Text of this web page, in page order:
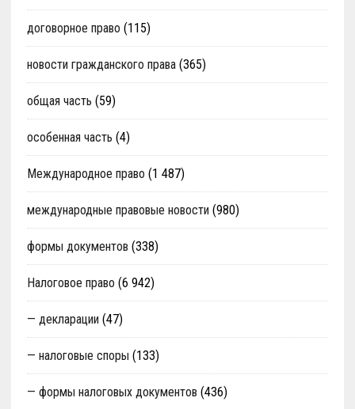
договорное право (115)
новости гражданского права(365)
общая часть (59)
особенная часть (4)
Международное право (1 487)
международные правовые новости (980)
формы документов (338)
Налоговое право (6 942)
— декларации (47)
— налоговые споры (133)
— формы налоговых документов (436)